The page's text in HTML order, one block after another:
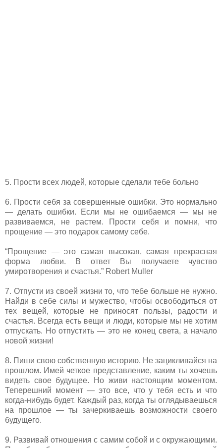
5. Прости всех людей, которые сделали тебе больно
6. Прости себя за совершенные ошибки. Это нормально
— делать ошибки. Если мы не ошибаемся — мы не
развиваемся, не растем. Прости себя и помни, что
прощение — это подарок самому себе.
“Прощение — это самая высокая, самая прекрасная
форма любви. В ответ Вы получаете чувство
умиротворения и счастья.” Robert Muller
7. Отпусти из своей жизни то, что тебе больше не нужно.
Найди в себе силы и мужество, чтобы освободиться от
тех вещей, которые не приносят пользы, радости и
счастья. Всегда есть вещи и люди, которые мы не хотим
отпускать. Но отпустить — это не конец света, а начало
новой жизни!
8. Пиши свою собственную историю. Не зацикливайся на
прошлом. Имей четкое представление, каким ты хочешь
видеть свое будущее. Но живи настоящим моментом.
Теперешний момент — это все, что у тебя есть и что
когда-нибудь будет. Каждый раз, когда ты оглядываешься
на прошлое — ты зачеркиваешь возможности своего
будущего.
9. Развивай отношения с самим собой и с окружающими.